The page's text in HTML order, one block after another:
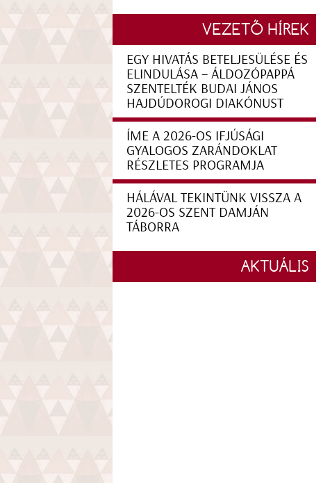
VEZETŐ HÍREK
EGY HIVATÁS BETELJESÜLÉSE ÉS
ELINDULÁSA – ÁLDOZÓPAPPÁ
SZENTELTÉK BUDAI JÁNOS
HAJDÚDOROGI DIAKÓNUST
ÍME A 2026-OS IFJÚSÁGI
GYALOGOS ZARÁNDOKLAT
RÉSZLETES PROGRAMJA
HÁLÁVAL TEKINTÜNK VISSZA A
2026-OS SZENT DAMJÁN
TÁBORRA
AKTUÁLIS